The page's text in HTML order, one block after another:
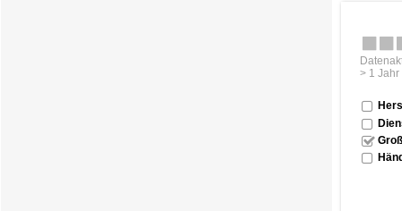
> 1 Jahr